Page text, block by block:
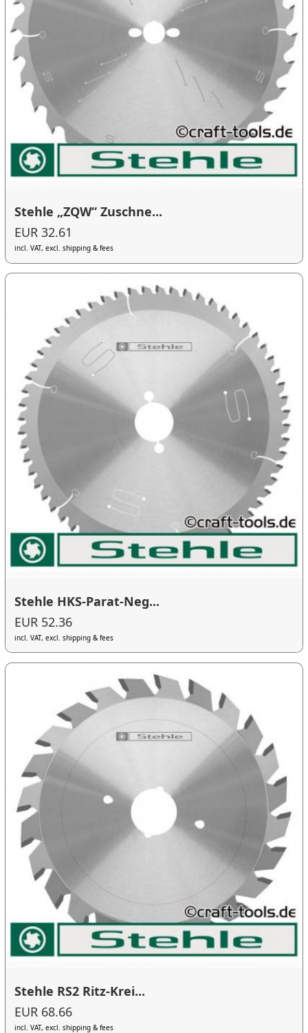
Stehle „ZQW“ Zuschne...
EUR 32.61
incl. VAT, excl. shipping & fees
Stehle HKS-Parat-Neg...
EUR 52.36
incl. VAT, excl. shipping & fees
Stehle RS2 Ritz-Krei...
EUR 68.66
incl. VAT, excl. shipping & fees